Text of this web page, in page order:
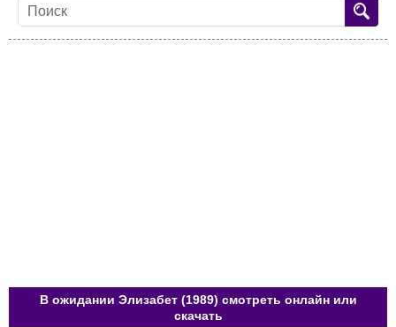
В ожидании Элизабет (1989) смотреть онлайн или
скачать